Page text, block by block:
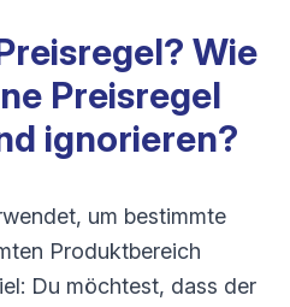
Wie
Preisregel
ignorieren?
um bestimmte
Produktbereich
Du möchtest, dass der